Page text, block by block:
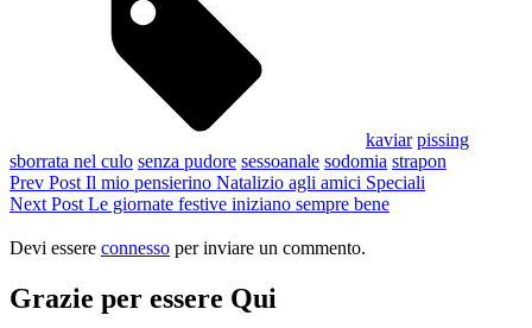
kaviar pissing
sborrata nel culo senza pudore sessoanale sodomia strapon
Navigazione
articoli
Previous
Post
Prev Post Il mio pensierino Natalizio agli amici Speciali
Next
Next Post Le giornate festive iniziano sempre bene
Devi essere connesso per inviare un commento.
Grazie per essere Qui